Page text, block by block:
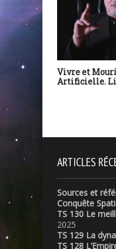
Vivre et
Artificielle.
ARTICLES
Sources et
Conquête
TS 130 Le
2025
TS 129 La
TS 128